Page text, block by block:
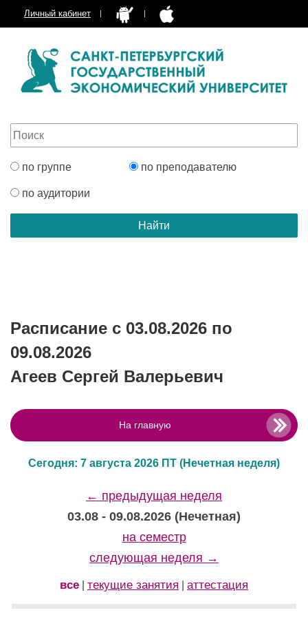
Личный кабинет
по группе по преподавателю
по аудитории
Расписание с 03.08.2026 по
09.08.2026
Агеев Сергей Валерьевич
На главную
Сегодня: 7 августа 2026 ПТ (Нечетная неделя)
← предыдущая неделя
03.08 - 09.08.2026 (Нечетная)
на семестр
следующая неделя →
все текущие занятия аттестация